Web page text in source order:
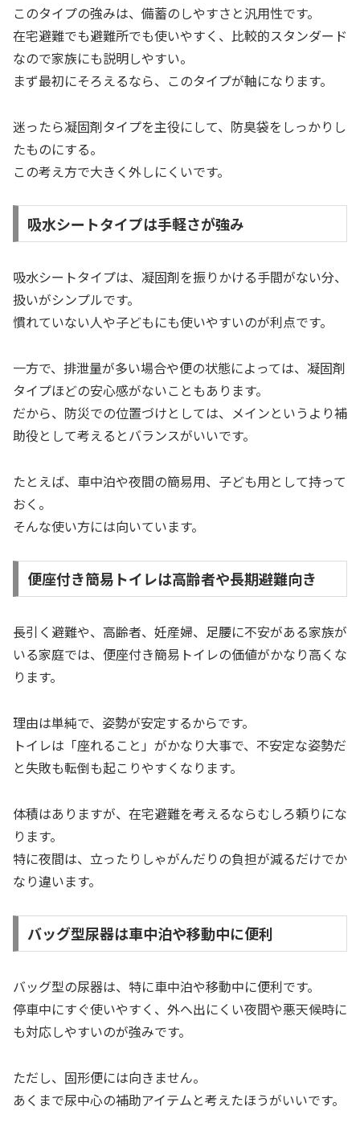
このタイプの強みは、備蓄のしやすさと汎用性です。
在宅避難でも避難所でも使いやすく、比較的スタンダード
なので家族にも説明しやすい。
まず最初にそろえるなら、このタイプが軸になります。
迷ったら凝固剤タイプを主役にして、防臭袋をしっかりし
たものにする。
この考え方で大きく外しにくいです。
吸水シートタイプは手軽さが強み
吸水シートタイプは、凝固剤を振りかける手間がない分、
扱いがシンプルです。
慣れていない人や子どもにも使いやすいのが利点です。
一方で、排泄量が多い場合や便の状態によっては、凝固剤
タイプほどの安心感がないこともあります。
だから、防災での位置づけとしては、メインというより補
助役として考えるとバランスがいいです。
たとえば、車中泊や夜間の簡易用、子ども用として持って
おく。
そんな使い方には向いています。
便座付き簡易トイレは高齢者や長期避難向き
長引く避難や、高齢者、妊産婦、足腰に不安がある家族が
いる家庭では、便座付き簡易トイレの価値がかなり高くな
ります。
理由は単純で、姿勢が安定するからです。
トイレは「座れること」がかなり大事で、不安定な姿勢だ
と失敗も転倒も起こりやすくなります。
体積はありますが、在宅避難を考えるならむしろ頼りにな
ります。
特に夜間は、立ったりしゃがんだりの負担が減るだけでか
なり違います。
バッグ型尿器は車中泊や移動中に便利
バッグ型の尿器は、特に車中泊や移動中に便利です。
停車中にすぐ使いやすく、外へ出にくい夜間や悪天候時に
も対応しやすいのが強みです。
ただし、固形便には向きません。
あくまで尿中心の補助アイテムと考えたほうがいいです。